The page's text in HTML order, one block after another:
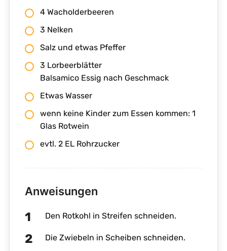
4 Wacholderbeeren
3 Nelken
Salz und etwas Pfeffer
3 Lorbeerblätter
Balsamico Essig nach Geschmack
Etwas Wasser
wenn keine Kinder zum Essen kommen: 1
Glas Rotwein
evtl. 2 EL Rohrzucker
Anweisungen
Den Rotkohl in Streifen schneiden.
Die Zwiebeln in Scheiben schneiden.